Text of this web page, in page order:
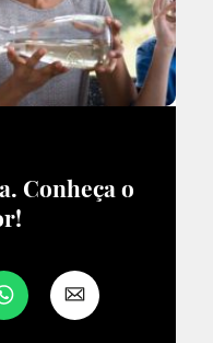
Conheça o